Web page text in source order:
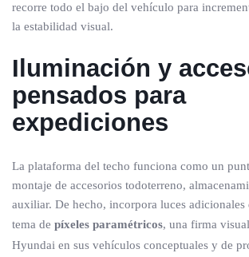
recorre todo el bajo del vehículo para
la estabilidad visual.
Iluminación y
pensados para
expediciones
La plataforma del techo funciona como un
montaje de accesorios todoterreno,
auxiliar. De hecho, incorpora luces adicionales
tema de píxeles paramétricos, una firma
Hyundai en sus vehículos conceptuales y de